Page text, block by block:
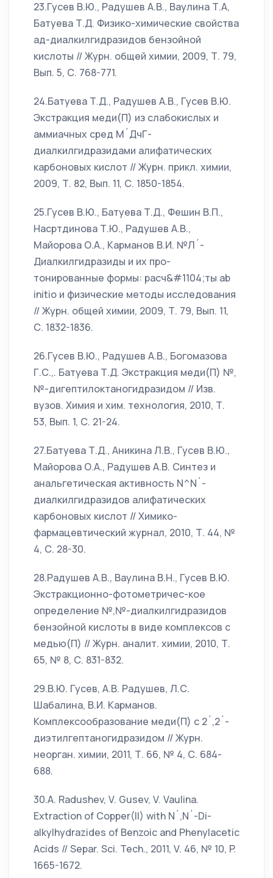
23.Гусев В.Ю., Радушев А.В., Ваулина Т.А,
Батуева Т.Д. Физико-химические свойства
ад-диалкилгидразидов бензойной
кислоты // Журн. общей химии, 2009, Т. 79,
Вып. 5, С. 768-771.
24.Батуева Т.Д., Радушев А.В., Гусев В.Ю.
Экстракция меди(П) из слабокислых и
аммиачных сред М´ДчГ-
диалкилгидразидами алифатических
карбоновых кислот // Журн. прикл. химии,
2009, Т. 82, Вып. 11, С. 1850-1854.
25.Гусев В.Ю., Батуева Т.Д., Фешин В.П.,
Насртдинова Т.Ю., Радушев А.В.,
Майорова О.А., Карманов В.И. №Л´-
Диалкилгидразиды и их про-
тонированные формы: расч&#1104;ты ab
initio и физические методы исследования
// Журн. общей химии, 2009, Т. 79, Вып. 11,
С. 1832-1836.
26.Гусев В.Ю., Радушев А.В., Богомазова
Г.С.,. Батуева Т.Д. Экстракция меди(П) №,
№-дигептилоктаногидразидом // Изв.
вузов. Химия и хим. технология, 2010, Т.
53, Вып. 1, С. 21-24.
27.Батуева Т.Д., Аникина Л.В., Гусев В.Ю.,
Майорова О.А., Радушев А.В. Синтез и
анальгетическая активность N^N´-
диалкилгидразидов алифатических
карбоновых кислот // Химико-
фармацевтический журнал, 2010, Т. 44, №
4, С. 28-30.
28.Радушев А.В., Ваулина В.Н., Гусев В.Ю.
Экстракционно-фотометричес-кое
определение №,№-диалкилгидразидов
бензойной кислоты в виде комплексов с
медью(П) // Журн. аналит. химии, 2010, Т.
65, № 8, С. 831-832.
29.В.Ю. Гусев, А.В. Радушев, Л.С.
Шабалина, В.И. Карманов.
Комплексообразование меди(П) с 2´,2´-
диэтилгептаногидразидом // Журн.
неорган. химии, 2011, Т. 66, № 4, С. 684-
688.
30.A. Radushev, V. Gusev, V. Vaulina.
Extraction of Copper(II) with N´,N´-Di-
alkylhydrazides of Benzoic and Phenylacetic
Acids // Separ. Sci. Tech., 2011, V. 46, № 10, P.
1665-1672.